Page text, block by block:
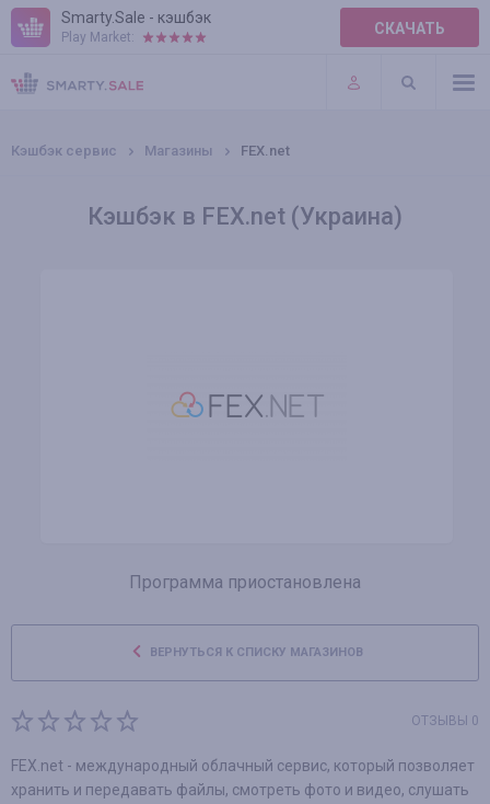
Smarty.Sale - кэшбэк
Play Market: СКАЧАТЬ
ПРАВИЛА
ПЛАГИНЫ
Кэшбэк сервис Магазины FEX.net
Кэшбэк в FEX.net (Украина)
Программа приостановлена
ВЕРНУТЬСЯ К СПИСКУ МАГАЗИНОВ
ОТЗЫВЫ 0
FEX.net - международный облачный сервис, который позволяет
хранить и передавать файлы, смотреть фото и видео, слушать